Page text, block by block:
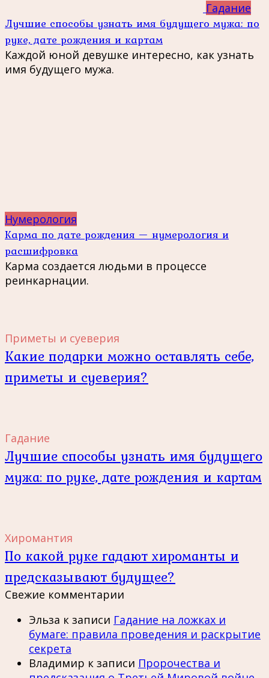
Гадание
Лучшие способы узнать имя будущего мужа: по
руке, дате рождения и картам
Каждой юной девушке интересно, как узнать
имя будущего мужа.
Нумерология
Карма по дате рождения — нумерология и
расшифровка
Карма создается людьми в процессе
реинкарнации.
Приметы и суеверия
Какие подарки можно оставлять себе,
приметы и суеверия?
Гадание
Лучшие способы узнать имя будущего
мужа: по руке, дате рождения и картам
Хиромантия
По какой руке гадают хироманты и
предсказывают будущее?
Свежие комментарии
Эльза к записи Гадание на ложках и
бумаге: правила проведения и раскрытие
секрета
Владимир к записи Пророчества и